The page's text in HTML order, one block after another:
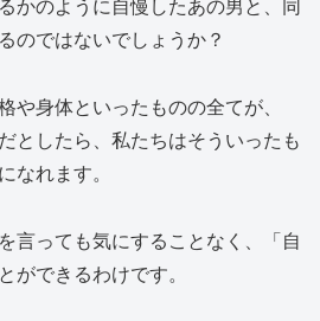
かのように自慢したあの男と、同
のではないでしょうか？
や身体といったものの全てが、
としたら、私たちはそういったも
なれます。
言っても気にすることなく、「自
ができるわけです。